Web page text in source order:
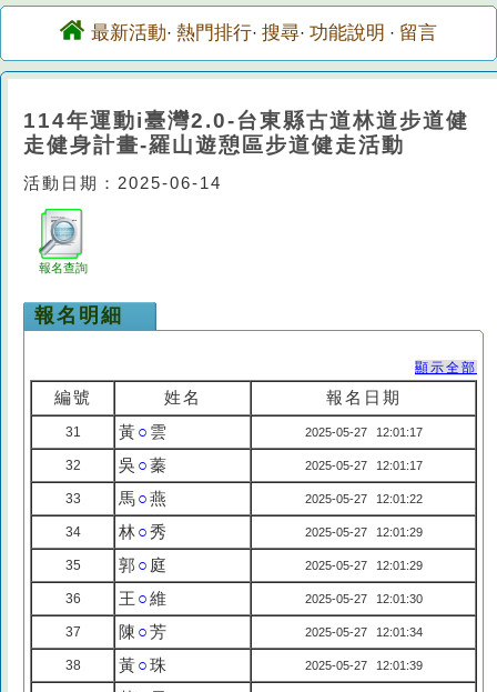
最新活動· 熱門排行· 搜尋· 功能說明 · 留言
114年運動i臺灣2.0-台東縣古道林道步道健
走健身計畫-羅山遊憩區步道健走活動
活動日期：2025-06-14
報名查詢
報名明細
顯示全部
編號 姓名 報名日期
31 黃○ 雲 2025-05-27 12:01:17
32 吳 ○蓁 2025-05-27 12:01:17
33 馬○燕 2025-05-27 12:01:22
34 林○秀 2025-05-27 12:01:29
35 郭 ○ 庭 2025-05-27 12:01:29
36 王 ○維 2025-05-27 12:01:30
37 陳 ○芳 2025-05-27 12:01:34
38 黃○珠 2025-05-27 12:01:39